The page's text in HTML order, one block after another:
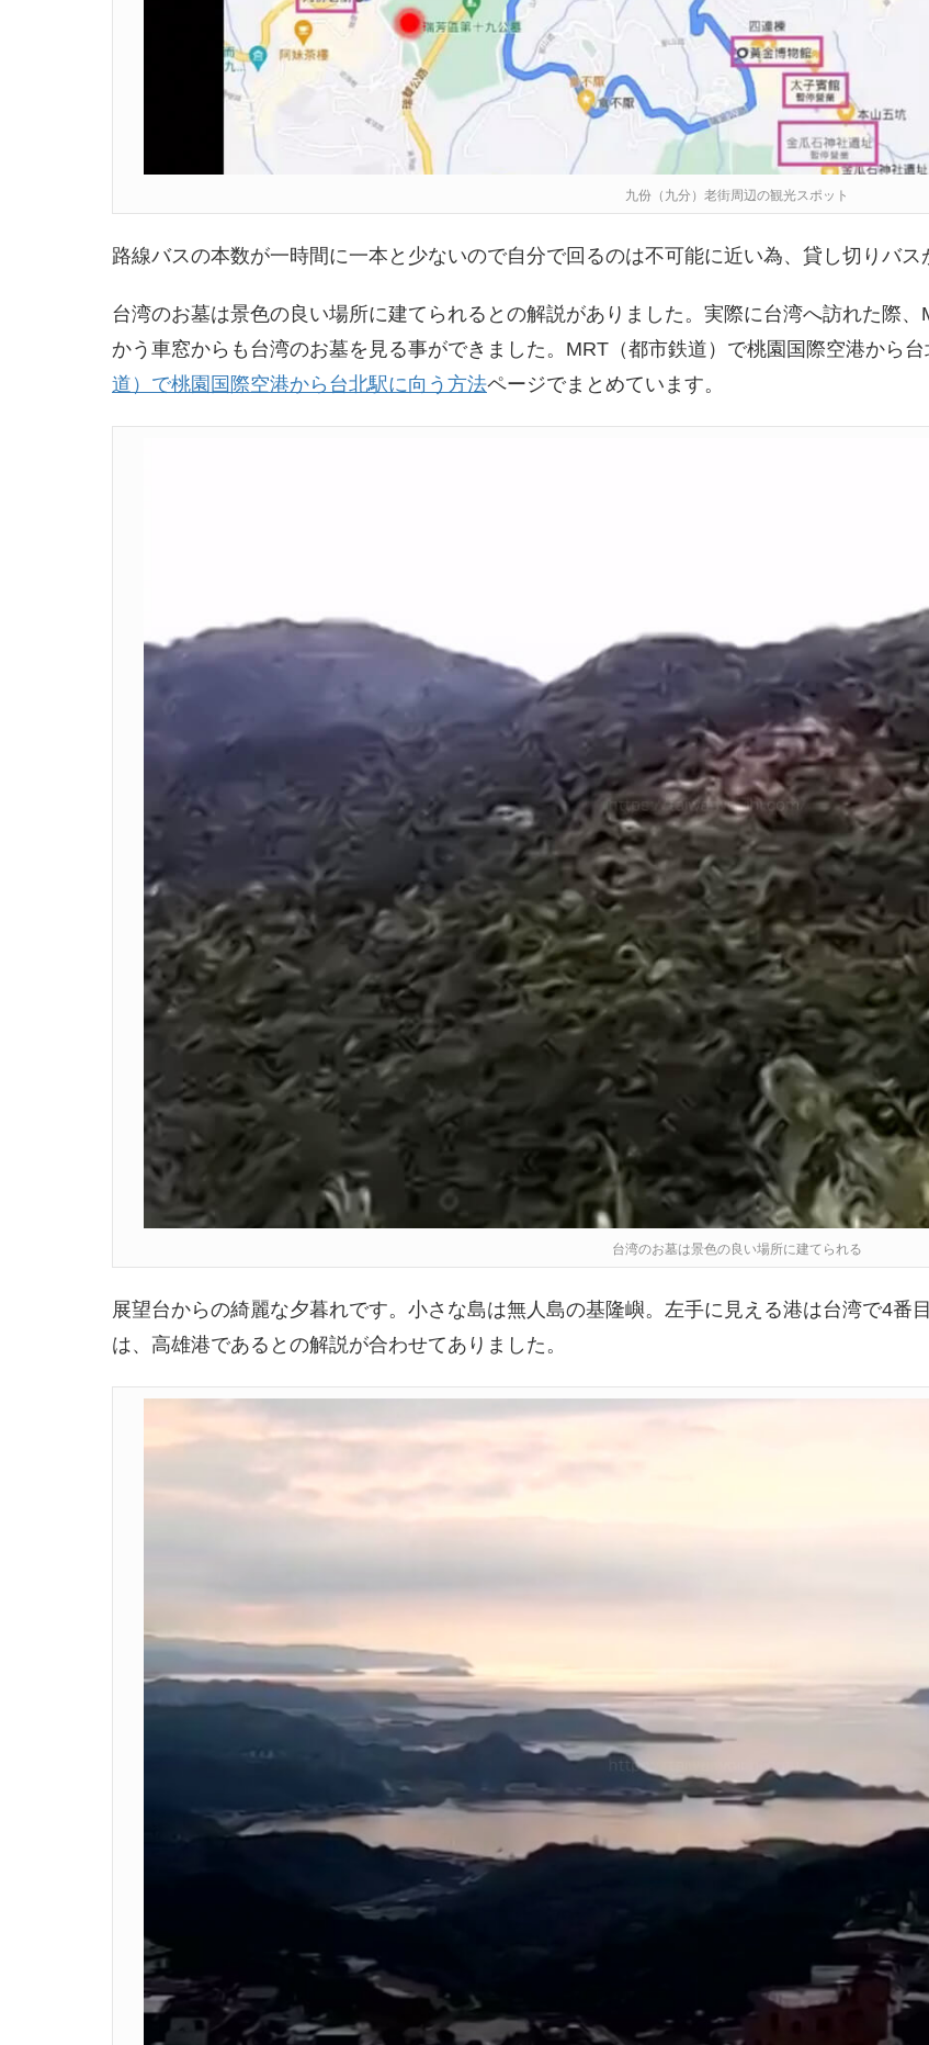
九份（九分）老街周辺の観光スポット
路線バスの本数が一時間に一本と少ないので自分で回るのは不可能に近い為、貸し切りバス
台湾のお墓は景色の良い場所に建てられるとの解説がありました。実際に台湾へ訪れた際
かう車窓からも台湾のお墓を見る事ができました。MRT（都市鉄道）で桃園国際空港から台
道）で桃園国際空港から台北駅に向う方法ページでまとめています。
台湾のお墓は景色の良い場所に建てられる
展望台からの綺麗な夕暮れです。小さな島は無人島の基隆嶼。左手に見える港は台湾で4番
は、高雄港であるとの解説が合わせてありました。